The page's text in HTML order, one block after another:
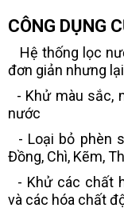
CÔNG DỤNG
Hệ thống lọc
đơn giản nhưng
- Khử màu sắc,
nước
- Loại bỏ phèn
Đồng, Chì, Kẽm,
- Khử các chất
và các hóa chất